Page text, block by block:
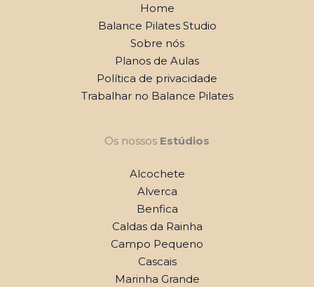
Home
Balance Pilates Studio
Sobre nós
Planos de Aulas
Política de privacidade
Trabalhar no Balance Pilates
Os nossos Estúdios
Alcochete
Alverca
Benfica
Caldas da Rainha
Campo Pequeno
Cascais
Marinha Grande